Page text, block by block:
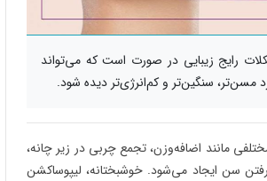
رایج زیبایی در صورت است که می‌تواند
مسن‌تر، سنگین‌تر و کم‌انرژی‌تر دیده شود.
مانند اضافه‌وزن، تجمع چربی در زیر چانه،
رفتن سن ایجاد می‌شود. خوشبختانه، لیپوساکشن